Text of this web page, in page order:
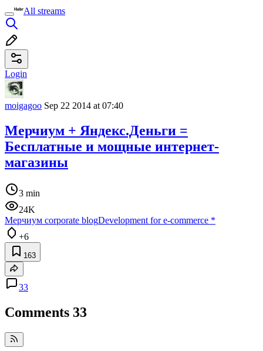
All streams
Login
moigagoo Sep 22 2014 at 07:40
Мерчиум + Яндекс.Деньги =
Бесплатные и мощные интернет-
магазины
3 min
24K
Мерчиум corporate blogDevelopment for e-commerce *
+6
163
33
Comments 33